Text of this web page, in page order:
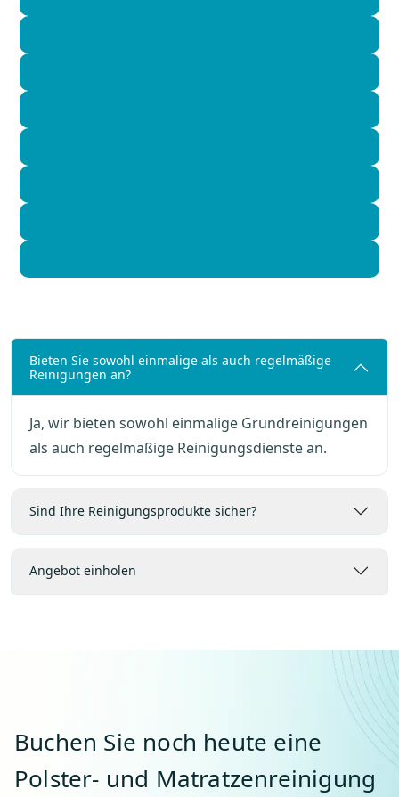
Bieten Sie sowohl einmalige als auch regelmäßige
Reinigungen an?
Ja, wir bieten sowohl einmalige Grundreinigungen
als auch regelmäßige Reinigungsdienste an.
Sind Ihre Reinigungsprodukte sicher?
Angebot einholen
Buchen Sie noch heute eine
Polster- und Matratzenreinigung